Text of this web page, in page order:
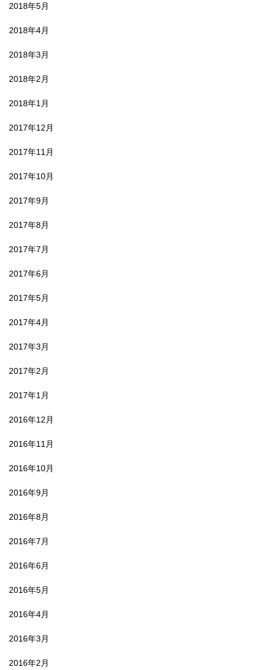
2018年5月
2018年4月
2018年3月
2018年2月
2018年1月
2017年12月
2017年11月
2017年10月
2017年9月
2017年8月
2017年7月
2017年6月
2017年5月
2017年4月
2017年3月
2017年2月
2017年1月
2016年12月
2016年11月
2016年10月
2016年9月
2016年8月
2016年7月
2016年6月
2016年5月
2016年4月
2016年3月
2016年2月